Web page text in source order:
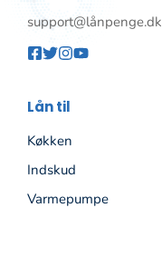
support@lånpenge.dk
Lån til
Køkken
Indskud
Varmepumpe